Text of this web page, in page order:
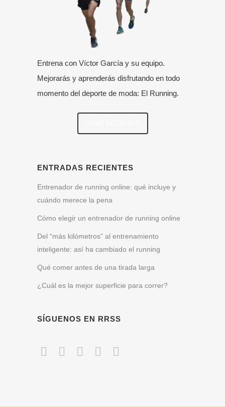
Entrena con Víctor García y su equipo.
Mejorarás y aprenderás disfrutando en todo
momento del deporte de moda: El Running.
ENTRADAS RECIENTES
Entrenador de running online: qué incluye y
cuándo merece la pena
Cómo elegir un entrenador de running online
Del “más kilómetros” al entrenamiento
inteligente: así ha cambiado el running
Qué comer antes de una tirada larga
¿Cuál es la mejor superficie para correr?
SÍGUENOS EN RRSS